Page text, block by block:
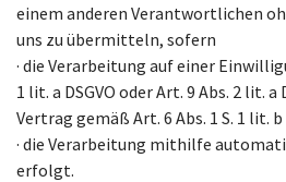
einem anderen Verantwortlichen
uns zu übermitteln, sofern
· die Verarbeitung auf einer
1 lit. a DSGVO oder Art. 9 Abs. 2 lit. a
Vertrag gemäß Art. 6 Abs. 1 S. 1 lit.
· die Verarbeitung mithilfe
erfolgt.